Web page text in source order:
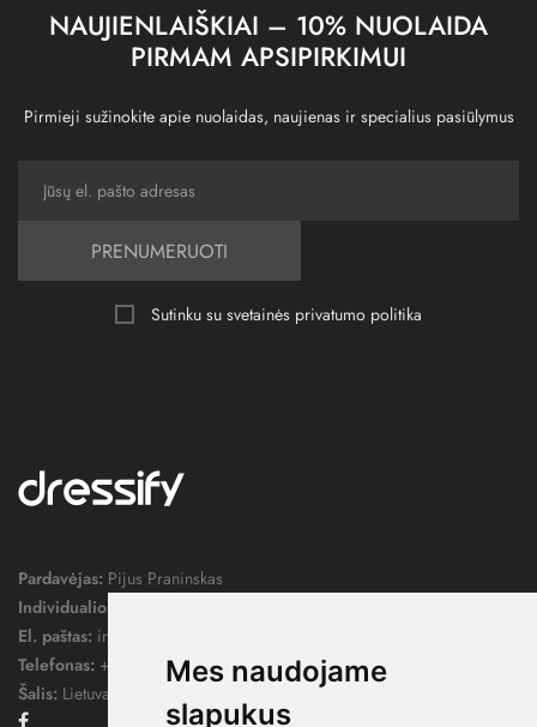
Mes naudojame
slapukus
NAUJIENLAIŠKIAI – 10% NUOLAIDA
PIRMAM APSIPIRKIMUI
Pirmieji sužinokite apie nuolaidas, naujienas ir specialius pasiūlymus
PRENUMERUOTI
Sutinku su svetainės privatumo politika
Pardavėjas: Pijus Praninskas
Individualios veiklos pažymos nr.:
El. paštas: info@dressify.lt
Telefonas: +370 676 78578
Šalis: Lietuva